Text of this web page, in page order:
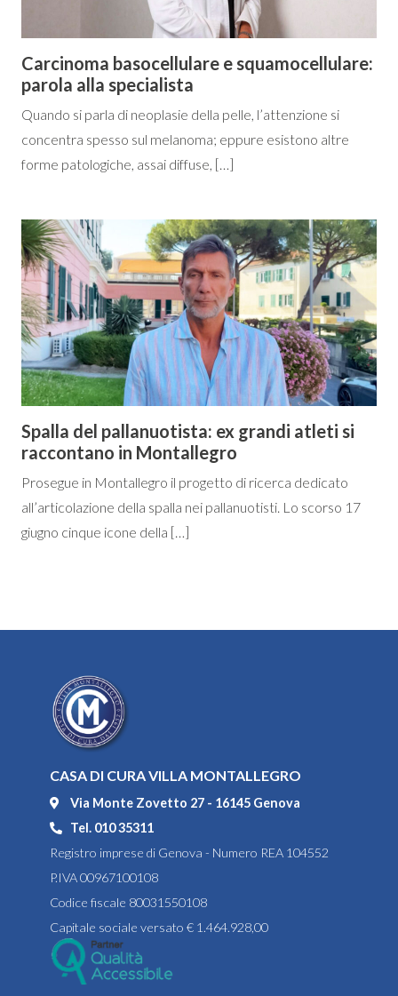
Carcinoma basocellulare e squamocellulare:
parola alla specialista
Quando si parla di neoplasie della pelle, l’attenzione si
concentra spesso sul melanoma; eppure esistono altre
forme patologiche, assai diffuse, […]
Spalla del pallanuotista: ex grandi atleti si
raccontano in Montallegro
Prosegue in Montallegro il progetto di ricerca dedicato
all’articolazione della spalla nei pallanuotisti. Lo scorso 17
giugno cinque icone della […]
CASA DI CURA VILLA MONTALLEGRO
Via Monte Zovetto 27 - 16145 Genova
Tel. 010 35311
Registro imprese di Genova - Numero REA 104552
P.IVA 00967100108
Codice fiscale 80031550108
Capitale sociale versato € 1.464.928,00